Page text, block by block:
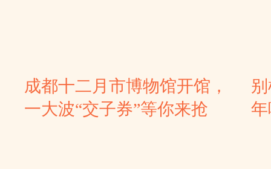
成都十二月市博物馆开馆，
一大波“交子券”等你来抢